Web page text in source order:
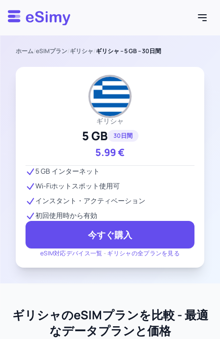
Esimy
ホーム/eSIMプラン/ギリシャ/ギリシャ – 5 GB – 30日間
ギリシャ
5 GB 30日間
5.99€
eSIM対応デバイス一覧 - ギリシャの全プランを見る
5 GB インターネット
Wi-Fiホットスポット使用可
インスタント・アクティベーション
初回使用時から有効
今すぐ購入
ギリシャのeSIMプランを比較 - 最適
なデータプランと価格